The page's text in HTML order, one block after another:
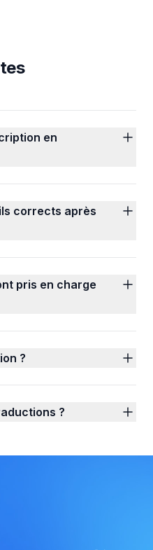
en
corrects après
pris en charge
?
?